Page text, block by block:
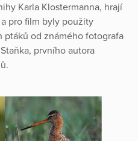
Karla Klostermanna, hrají
pro film byly použity
ptáků od známého fotografa
prvního autora